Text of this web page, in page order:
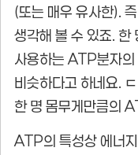
(또는 매우 유사한).
생각해 볼 수 있죠. 한
사용하는 ATP분자의
비슷하다고 하네요.
한 명 몸무게만큼의
ATP의 특성상 에너